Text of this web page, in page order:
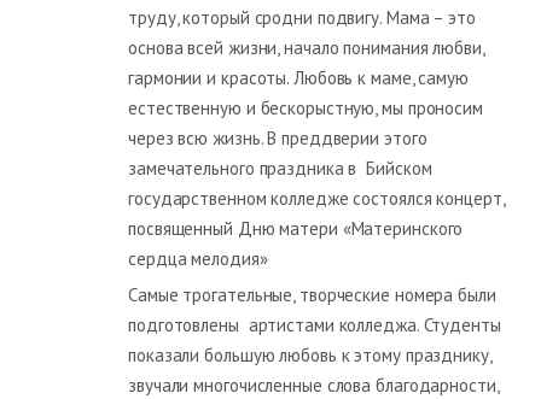
труду, который сродни подвигу. Мама – это
основа всей жизни, начало понимания любви,
гармонии и красоты. Любовь к маме, самую
естественную и бескорыстную, мы проносим
через всю жизнь. В преддверии этого
замечательного праздника в Бийском
государственном колледже состоялся концерт,
посвященный Дню матери «Материнского
сердца мелодия»
Самые трогательные, творческие номера были
подготовлены артистами колледжа. Студенты
показали большую любовь к этому празднику,
звучали многочисленные слова благодарности,